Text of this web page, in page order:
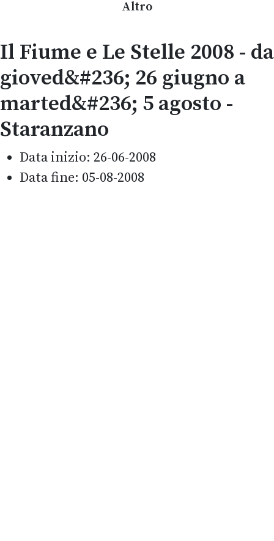
Altro
Il Fiume e Le Stelle 2008 - da
gioved&#236; 26 giugno a
marted&#236; 5 agosto -
Staranzano
Data inizio: 26-06-2008
Data fine: 05-08-2008